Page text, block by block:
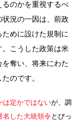
のかを重視するべ
況の一因は、前政
めに設けた規制に
。こうした政策は米
奪い、将来にわた
のです。
は定かではないが、調
名した大統領令とぴっ